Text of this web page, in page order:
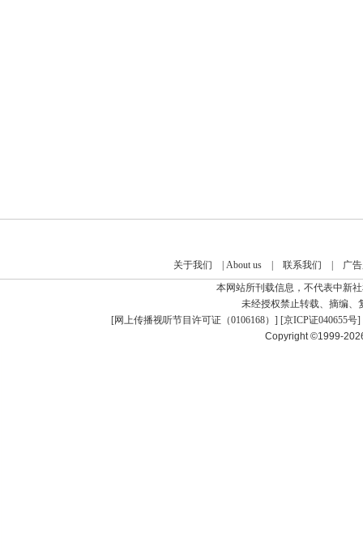
关于我们 | About us| 联系我们 |
广
本网站所刊载信息，不代表中新
未经授权禁止转载、摘编、
[网上传播视听节目许可证（0106168） ] [京ICP证040655号]
Copyright ©1999-